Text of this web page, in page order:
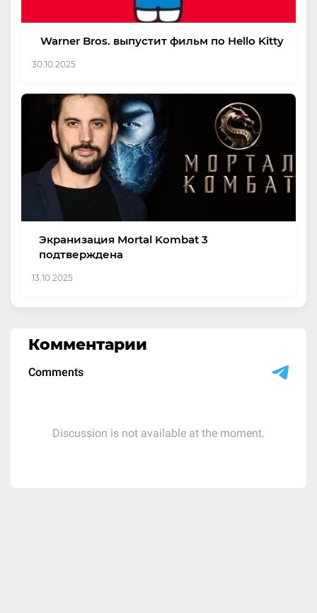
Warner Bros. выпустит фильм по Hello Kitty
30.10.2025
Экранизация Mortal Kombat 3
подтверждена
13.10.2025
Комментарии